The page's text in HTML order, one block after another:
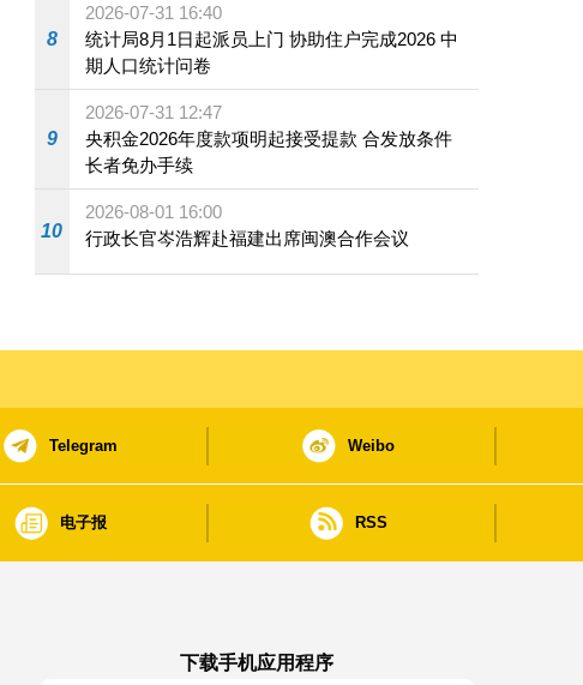
8
2026-07-31 16:40
统计局8月1日起派员上门 协助住户完成2026 中
期人口统计问卷
9
2026-07-31 12:47
央积金2026年度款项明起接受提款 合发放条件
长者免办手续
10
2026-08-01 16:00
行政长官岑浩辉赴福建出席闽澳合作会议
Telegram Weibo
电子报 RSS
下载手机应用程序